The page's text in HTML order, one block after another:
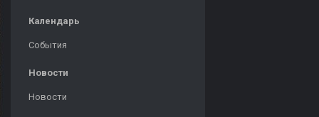
Календарь
События
Новости
Новости